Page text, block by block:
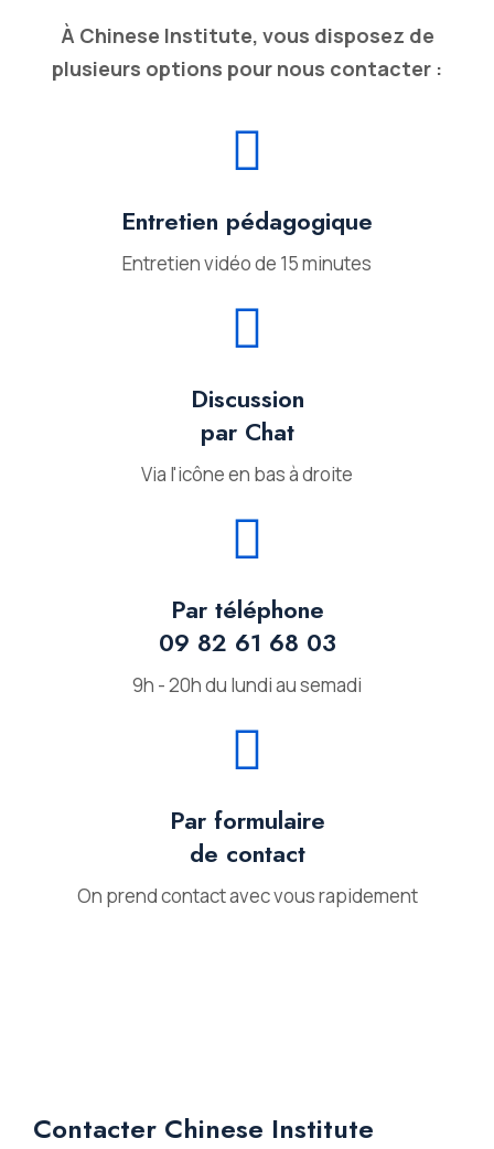
À Chinese Institute, vous disposez de
plusieurs options pour nous contacter :
Entretien pédagogique
Entretien vidéo de 15 minutes
Discussion
par Chat
Via l'icône en bas à droite
Par téléphone
09 82 61 68 03
9h - 20h du lundi au semadi
Par formulaire
de contact
On prend contact avec vous rapidement
Contacter Chinese Institute